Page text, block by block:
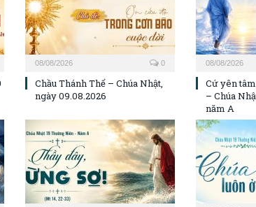
08/08/2026 0
Chầu Thánh Thể – Chúa Nhật,
ngày 09.08.2026
08/08/2026
Cứ yên
– Chúa
năm A